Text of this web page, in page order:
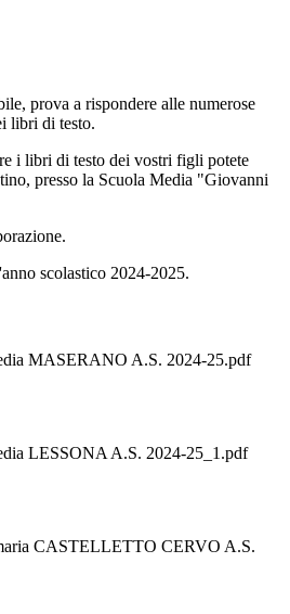
prova a rispondere alle numerose
libri di testo.
i libri di testo dei vostri figli potete
presso la Scuola Media "Giovanni
scolastico 2024-2025.
MASERANO A.S. 2024-25.pdf
LESSONA A.S. 2024-25_1.pdf
CASTELLETTO CERVO A.S.